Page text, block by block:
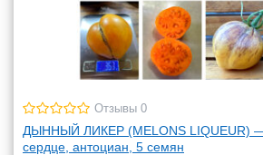
Отзывы 0
ДЫННЫЙ ЛИКЕР (MELONS LIQUEUR)
сердце, антоциан, 5 семян